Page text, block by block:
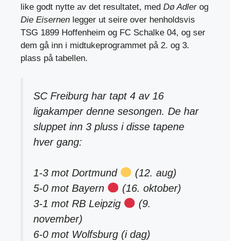
like godt nytte av det resultatet, med Dø Adlerog
Die Eisernen legger ut seire over henholdsvis
TSG 1899 Hoffenheim og FC Schalke 04, og ser
dem gå inn i midtukeprogrammet på 2. og 3.
plass på tabellen.
SC Freiburg har tapt 4 av 16
ligakamper denne sesongen. De har
sluppet inn 3 pluss i disse tapene
hver gang:
1-3 mot Dortmund
(12. aug)
5-0 mot Bayern
(16. oktober)
3-1 mot RB Leipzig
(9.
november)
6-0 mot Wolfsburg (i dag)